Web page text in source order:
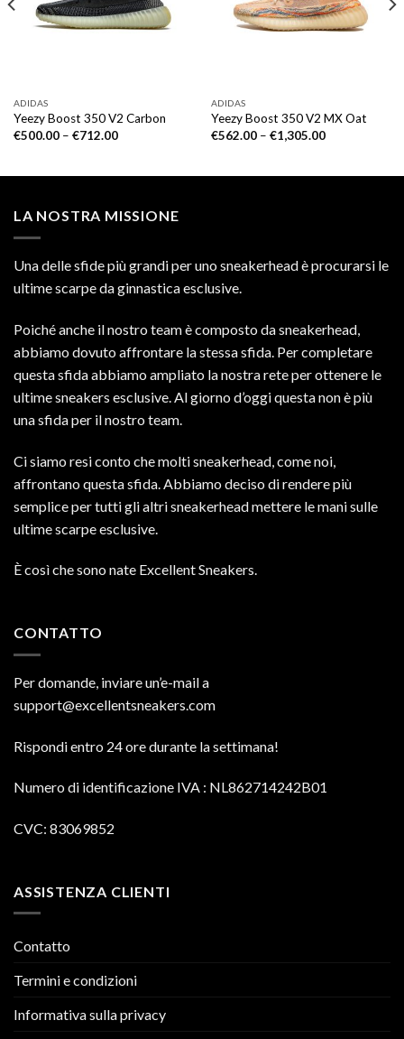
ADIDAS
Yeezy Boost 350 V2 Carbon
€500.00– €712.00
ADIDAS
Yeezy Boost 350 V2 MX Oat
€562.00– €1,305.00
LA NOSTRA MISSIONE
Una delle sfide più grandi per uno sneakerhead è procurarsi le
ultime scarpe da ginnastica esclusive.
Poiché anche il nostro team è composto da sneakerhead,
abbiamo dovuto affrontare la stessa sfida. Per completare
questa sfida abbiamo ampliato la nostra rete per ottenere le
ultime sneakers esclusive. Al giorno d’oggi questa non è più
una sfida per il nostro team.
Ci siamo resi conto che molti sneakerhead, come noi,
affrontano questa sfida. Abbiamo deciso di rendere più
semplice per tutti gli altri sneakerhead mettere le mani sulle
ultime scarpe esclusive.
È così che sono nate Excellent Sneakers.
CONTATTO
Per domande, inviare un’e-mail a
support@excellentsneakers.com
Rispondi entro 24 ore durante la settimana!
Numero di identificazione IVA : NL862714242B01
CVC: 83069852
ASSISTENZA CLIENTI
Contatto
Termini e condizioni
Informativa sulla privacy